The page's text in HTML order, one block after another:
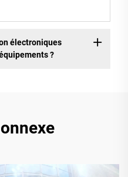
électroniques
?